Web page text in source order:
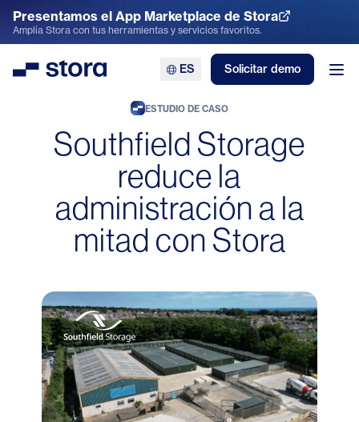
Presentamos el App Marketplace de Stora
Explora el App Marketplace
Amplía Stora con tus herramientas y servicios favoritos.
Stora ES Solicitar demo
ESTUDIO DE CASO
Southfield Storage
reduce la
administración a la
mitad con Stora